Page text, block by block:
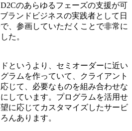
のあらゆるフェーズの支援が可
ランドビジネスの実践者として日
、参画していただくことで非常に
た。
というより、セミオーダーに近い
ラムを作っていて、クライアント
じて、必要なものを組み合わせな
しています。プログラムを活用せ
に応じてカスタマイズしたサービ
んあります。